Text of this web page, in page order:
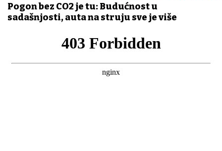
Pogon bez CO2 je tu: Budućnost u
sadašnjosti, auta na struju sve je više